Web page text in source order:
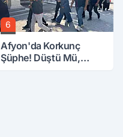
6
Afyon'da Korkunç
Şüphe! Düştü Mü,